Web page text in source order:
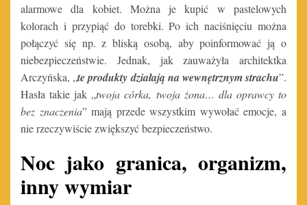
alarmowe dla kobiet. Można je kupić w pastelowych
kolorach i przypiąć do torebki. Po ich naciśnięciu można
połączyć się np. z bliską osobą, aby poinformować ją o
niebezpieczeństwie. Jednak, jak zauważyła architektka
Arczyńska, „te produkty działają na wewnętrznym strachu”.
Hasła takie jak „twoja córka, twoja żona… dla oprawcy to
bez znaczenia” mają przede wszystkim wywołać emocje, a
nie rzeczywiście zwiększyć bezpieczeństwo.
Noc jako granica, organizm,
inny wymiar